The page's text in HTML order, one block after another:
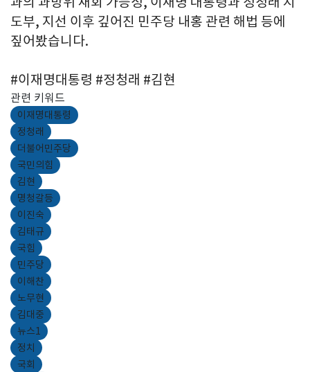
도부, 지선 이후 깊어진 민주당 내홍 관련 해법 등에
짚어봤습니다.
#이재명대통령 #정청래 #김현
관련 키워드
이재명대통령
정청래
더불어민주당
국민의힘
김현
명청갈등
이진숙
김태규
국힘
민주당
이해찬
노무현
김대중
뉴스1
정치
국회